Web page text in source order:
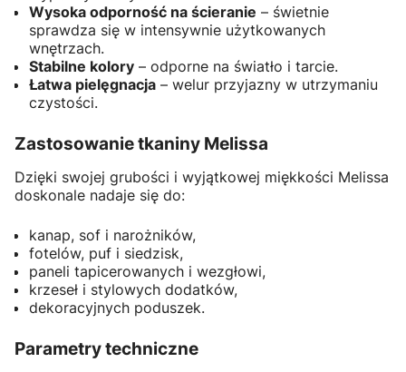
Wysoka odporność na ścieranie – świetnie
sprawdza się w intensywnie użytkowanych
wnętrzach.
Stabilne kolory – odporne na światło i tarcie.
Łatwa pielęgnacja – welur przyjazny w utrzymaniu
czystości.
Zastosowanie tkaniny Melissa
Dzięki swojej grubości i wyjątkowej miękkości Melissa
doskonale nadaje się do:
kanap, sof i narożników,
fotelów, puf i siedzisk,
paneli tapicerowanych i wezgłowi,
krzeseł i stylowych dodatków,
dekoracyjnych poduszek.
Parametry techniczne